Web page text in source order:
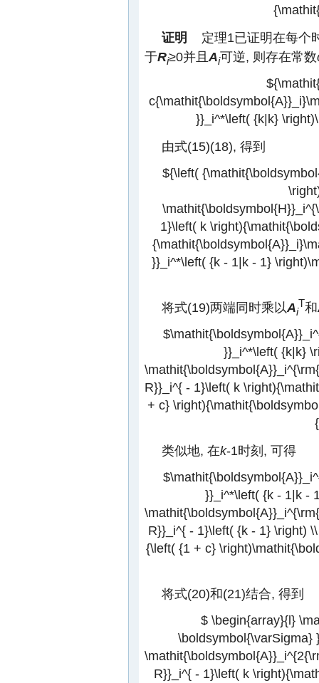
证明
定理1已证明在每个
于Ri≥0并且 Ai可逆, 则存在常数
}}_i^*\left( {k|k}
由式(15)(18), 得到
${\left(
1}\left( k
}}_i^*\left( {k - 1|k - 1}
将式(19)两端同时乘以Ai
T和
}}_i^*\left( {k|k}
R}}_i^{ - 1}\left( k
+ c}
类似地, 在k-1时刻, 可得
}}_i^*\left( {k - 1|k -
R}}_i^{ - 1}\left( {k - 1} \right)
{\left( {1 + c}
将式(20)和(21)结合, 得到
$ \begin{array}{l}
\boldsymbol{\varSigma}
R}}_i^{ - 1}\left( k